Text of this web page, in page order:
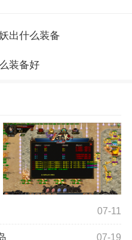
出什么装备
装备好
07-11
07-19